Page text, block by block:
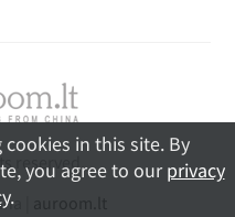
in this site. By
you agree to ourprivacy
.
reserved.
|